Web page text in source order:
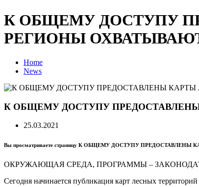
К ОБЩЕМУ ДОСТУПУ
РЕГИОНЫ
Home
News
К ОБЩЕМУ ДОСТУПУ
25.03.2021
Вы просматриваете страницу К ОБЩЕМУ ДОСТУПУ
ОКРУЖАЮЩАЯ СРЕДА, ПРОГРАММЫ –
Сегодня начинается публикация карт лесных